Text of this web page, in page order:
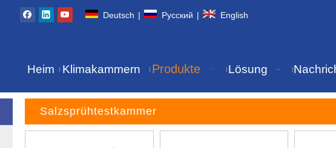
Deutsch | Pусский | English
Heim Klimakammern Produkte Lösung
Salzsprühtestkammer